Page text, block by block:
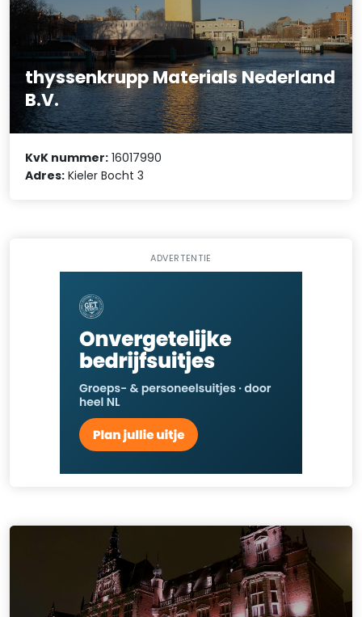
thyssenkrupp Materials Nederland
B.V.
KvK nummer: 16017990
Adres: Kieler Bocht 3
ADVERTENTIE